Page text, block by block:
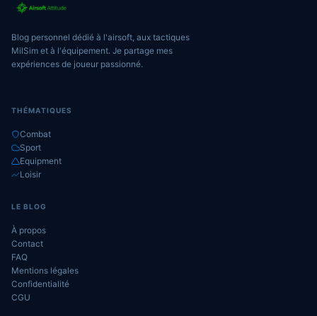
Blog personnel dédié à l'airsoft, aux tactiques
MilSim et à l'équipement. Je partage mes
expériences de joueur passionné.
THÉMATIQUES
Combat
Sport
Equipment
Loisir
LE BLOG
À propos
Contact
FAQ
Mentions légales
Confidentialité
CGU